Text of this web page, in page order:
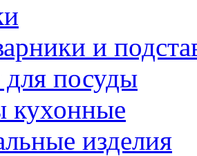
и
посуды
изделия